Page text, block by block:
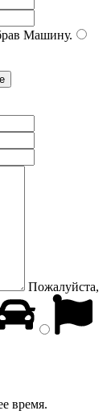
Машину.
Пожалуйста,
время.